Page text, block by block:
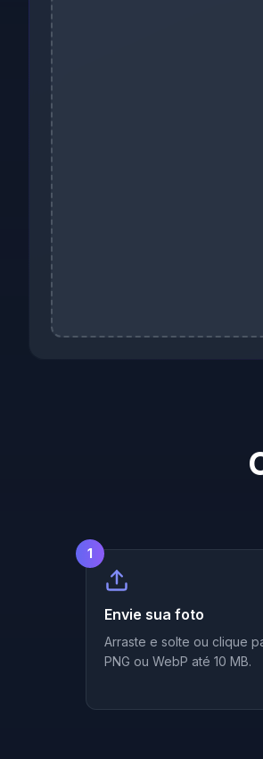
1
Envie sua foto
Arraste e solte ou clique
PNG ou WebP até 10 MB.